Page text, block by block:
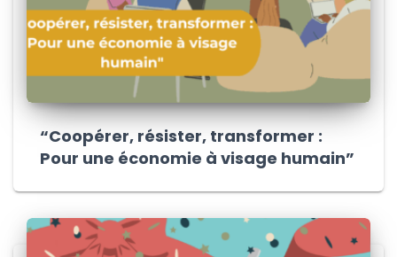
“Coopérer, résister, transformer :
Pour une économie à visage humain”